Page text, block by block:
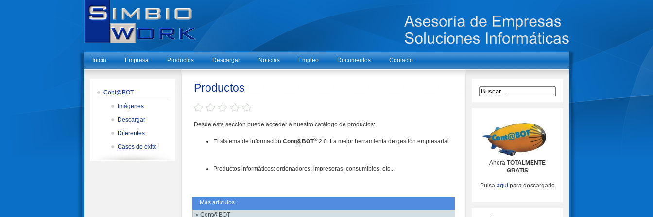
Inicio Empresa Productos Descargar Noticias Empleo Documentos Contacto
Cont@BOT
Imágenes
Descargar
Diferentes
Casos de éxito
Productos
Desde esta sección puede acceder a nuestro catálogo de productos:
El sistema de información Cont@BOT®2.0. La mejor herramienta de gestión empresarial
Productos informáticos: ordenadores, impresoras, consumibles, etc...
Más artículos :
» Cont@BOT
Ahora TOTALMENTE
GRATIS
Pulsa aquí para descargarlo